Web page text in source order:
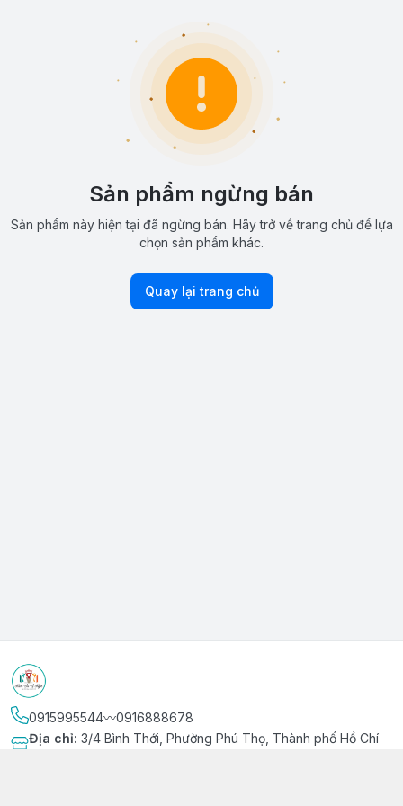
Sản phẩm ngừng bán
Sản phẩm này hiện tại đã ngừng bán. Hãy trở về trang chủ để lựa
chọn sản phẩm khác.
Quay lại trang chủ
0915995544〰️0916888678
Địa chỉ: 3/4 Bình Thới, Phường Phú Thọ, Thành phố Hồ Chí